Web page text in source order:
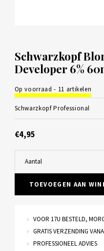
Schwarzkopf
Developer 6%
Op voorraad - 11 artikelen
Schwarzkopf Professional
€4,95
Aantal
TOEVOEGEN AAN
VOOR 17U BESTELD,
GRATIS VERZENDING
PROFESSIONEEL ADVIES